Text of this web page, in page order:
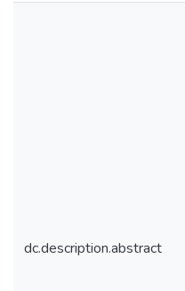
dc.description.abstract